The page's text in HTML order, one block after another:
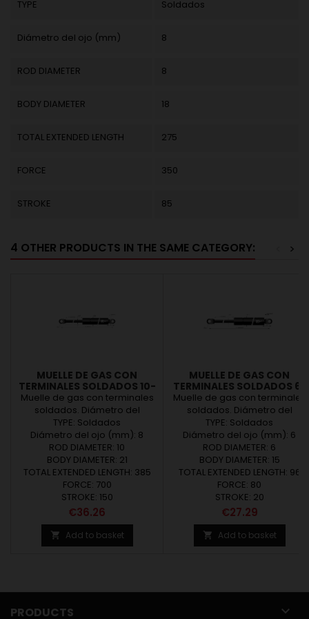
TYPE Soldados
Diámetro del ojo (mm) 8
ROD DIAMETER 8
BODY DIAMETER 18
TOTAL EXTENDED LENGTH 275
FORCE 350
STROKE 85
4 OTHER PRODUCTS IN THE SAME CATEGORY: >
MUELLE DE GAS CON
TERMINALES SOLDADOS 10-
21 (L385 - C150 - 700N)
Muelle de gas con terminales
soldados. Diámetro del
vastago Ø10. Diámetro del tubo
Ø21. Carrera de 150mm.
Longitud de 385mm. Carga de
700N
TYPE: Soldados
Diámetro del ojo (mm): 8
ROD DIAMETER: 10
BODY DIAMETER: 21
TOTAL EXTENDED LENGTH: 385
FORCE: 700
STROKE: 150
Price
€36.26
 Add to basket
MUELLE DE GAS CON
TERMINALES SOLDADOS 6-
15 (L96 - C20 - 80N)
Muelle de gas con terminales
soldados. Diámetro del
vastago Ø6. Diámetro del tubo
Ø15. Carrera de 20mm.
Longitud de 96mm. Carga de
80N
TYPE: Soldados
Diámetro del ojo (mm): 6
ROD DIAMETER: 6
BODY DIAMETER: 15
TOTAL EXTENDED LENGTH: 96
FORCE: 80
STROKE: 20
Price
€27.29
 Add to basket
PRODUCTS 